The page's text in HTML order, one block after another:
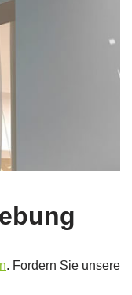
. Fordern Sie unsere